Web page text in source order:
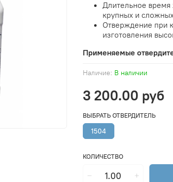
Наличие: В наличии
3 200.00 руб
КОЛИЧЕСТВО
ВЫБРАТЬ ОТВЕРДИТЕЛЬ
1504
Длительное время
крупных и
Отверждение при
изготовления
Применяемые